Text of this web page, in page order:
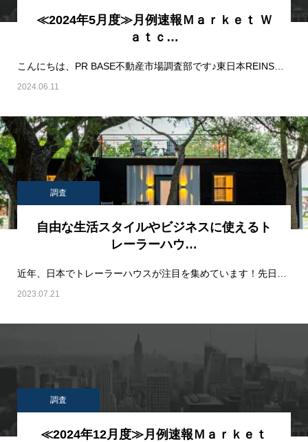
≪2024年5月度≫月例速報Ｍａｒｋｅｔ Ｗ
ａｔｃ…
2024.06.11
調査
自由な生活スタイルやビジネスに使えるト
レーラーハウ…
2023.07.21
調査
≪2024年12月度≫月例速報Ｍａｒｋｅｔ